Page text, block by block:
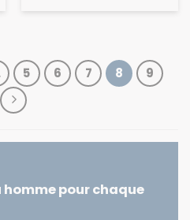
5 6 7 8 9
homme pour chaque